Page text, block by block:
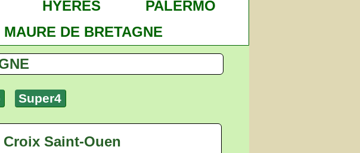
HYERES
PALERMO
MAURE DE BRETAGNE
Super4
Saint-Ouen